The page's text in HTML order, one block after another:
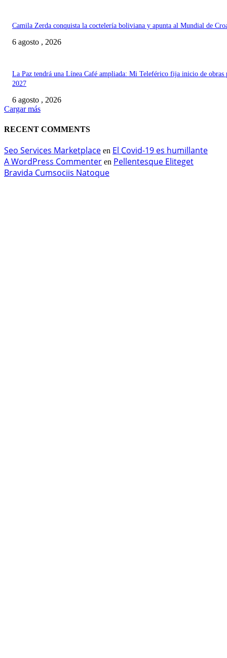
Camila Zerda conquista la coctelería boliviana y apunta al Mundial de
6 agosto , 2026
La Paz tendrá una Línea Café ampliada: Mi Teleférico fija inicio de obras
2027
6 agosto , 2026
Cargar más
RECENT COMMENTS
Seo Services Marketplace en El Covid-19 es humillante
A WordPress Commenter en Pellentesque Eliteget
Bravida Cumsociis Natoque